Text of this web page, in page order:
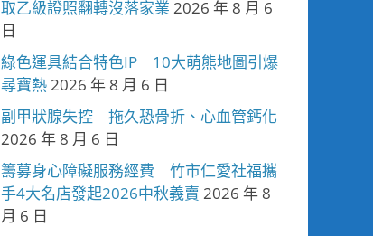
取乙級證照翻轉沒落家業 2026 年 8 月 6
日
綠色運具結合特色IP 10大萌熊地圖引爆
尋寶熱2026 年 8 月 6 日
副甲狀腺失控 拖久恐骨折、心血管鈣化
2026 年 8 月 6 日
籌募身心障礙服務經費 竹市仁愛社福攜
手4大名店發起2026中秋義賣 2026 年 8
月 6 日